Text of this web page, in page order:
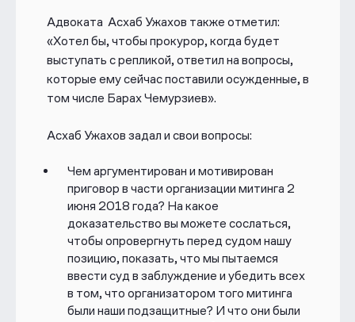
Адвоката Асхаб Ужахов также отметил:
«Хотел бы, чтобы прокурор, когда будет
выступать с репликой, ответил на вопросы,
которые ему сейчас поставили осужденные, в
том числе Барах Чемурзиев».
Асхаб Ужахов задал и свои вопросы:
Чем аргументирован и мотивирован
приговор в части организации митинга 2
июня 2018 года? На какое
доказательство вы можете сослаться,
чтобы опровергнуть перед судом нашу
позицию, показать, что мы пытаемся
ввести суд в заблуждение и убедить всех
в том, что организатором того митинга
были наши подзащитные? И что они были